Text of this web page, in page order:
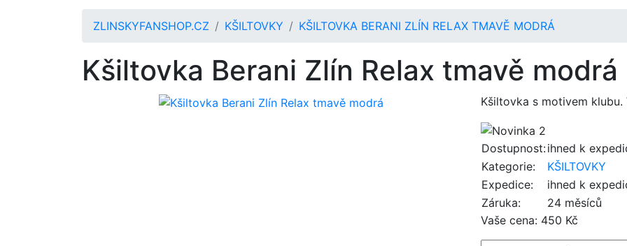
ZLINSKYFANSHOP.CZ KŠILTOVKY KŠILTOVKA BERANI ZLÍN RELAX TMAVĚ MODRÁ
Kšiltovka Berani Zlín Relax tmavě modrá
Kšiltovka s motivem
Dostupnost:ihned k
Kategorie:
KŠILTOVKY
Expedice:
ihned k
Záruka:
24 měsíců
Vaše cena: 450 Kč